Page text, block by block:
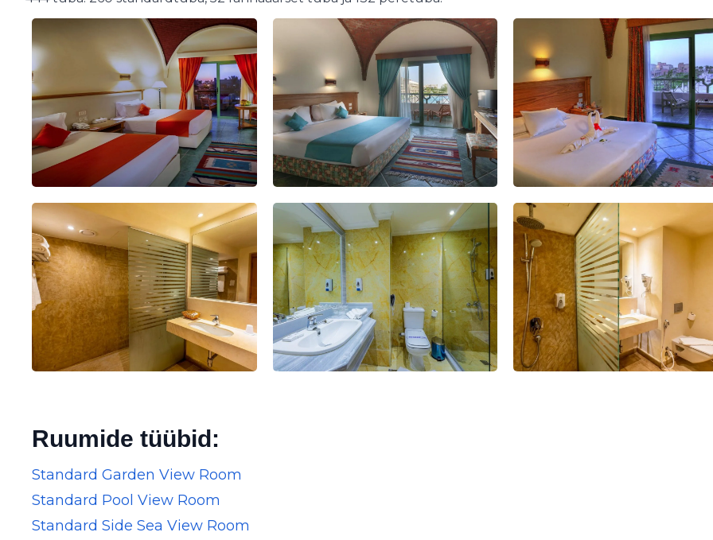
Ruumide tüübid:
Standard Garden View Room
Standard Pool View Room
Standard Side Sea View Room